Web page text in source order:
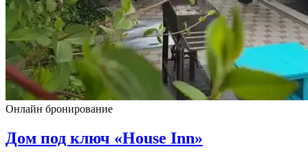
Онлайн бронирование
Дом под ключ «House Inn»